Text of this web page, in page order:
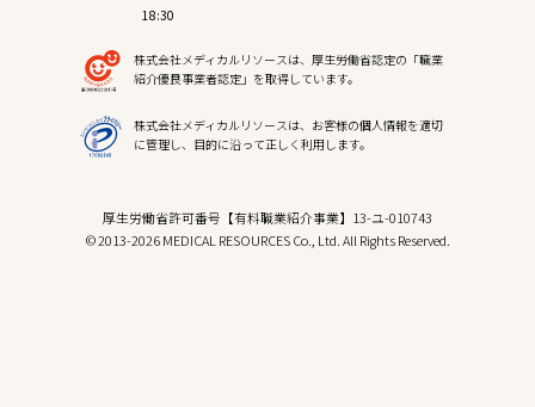
18:30
株式会社メディカルリソースは、厚生労働省認定の「職業
紹介優良事業者認定」を取得しています。
株式会社メディカルリソースは、お客様の個人情報を適切
に管理し、目的に沿って正しく利用します。
厚生労働省許可番号【有料職業紹介事業】13-ユ-010743
© 2013-2026 MEDICAL RESOURCES Co., Ltd. All Rights Reserved.